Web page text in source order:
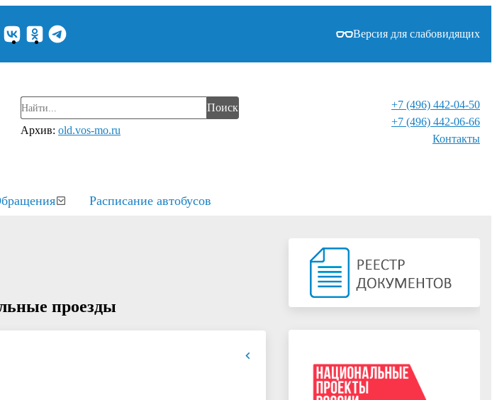
Версия для слабовидящих
Поиск
Архив: old.vos-mo.ru
+7 (496) 442-04-50
+7 (496) 442-06-66
Контакты⁠
Расписание автобусов
проезды